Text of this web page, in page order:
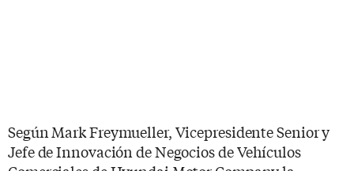
Según Mark Freymueller, Vicepresidente Senior y
Jefe de Innovación de Negocios de Vehículos